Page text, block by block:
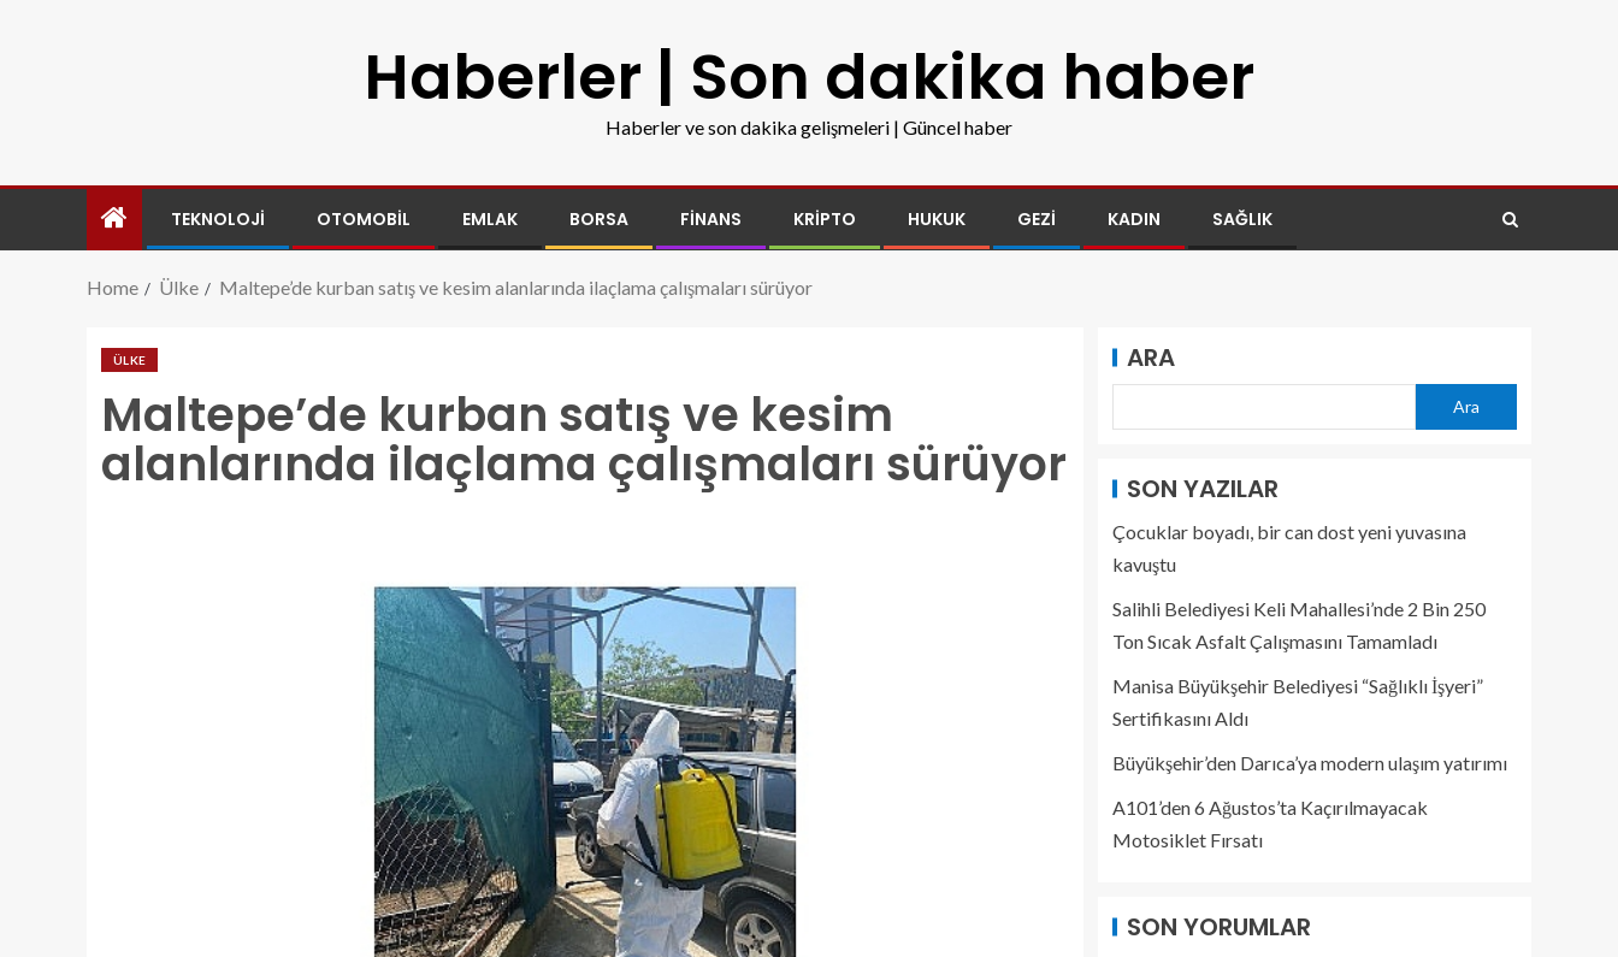
Haberler | Son dakika haber
Haberler ve son dakika gelişmeleri | Güncel haber
TEKNOLOJI OTOMOBIL EMLAK BORSA FINANS KRIPTO HUKUK GEZI KADIN SAĞLIK
Home Ülke Maltepe’de kurban satış ve kesim alanlarında ilaçlama çalışmaları sürüyor
ÜLKE
Maltepe’de kurban satış ve kesim
alanlarında ilaçlama çalışmaları sürüyor
ARA
Ara
SON YAZILAR
Çocuklar boyadı, bir can dost yeni yuvasına
kavuştu
Salihli Belediyesi Keli Mahallesi’nde 2 Bin 250
Ton Sıcak Asfalt Çalışmasını Tamamladı
Manisa Büyükşehir Belediyesi “Sağlıklı İşyeri”
Sertifikasını Aldı
Büyükşehir’den Darıca’ya modern ulaşım yatırımı
A101’den 6 Ağustos’ta Kaçırılmayacak
Motosiklet Fırsatı
SON YORUMLAR